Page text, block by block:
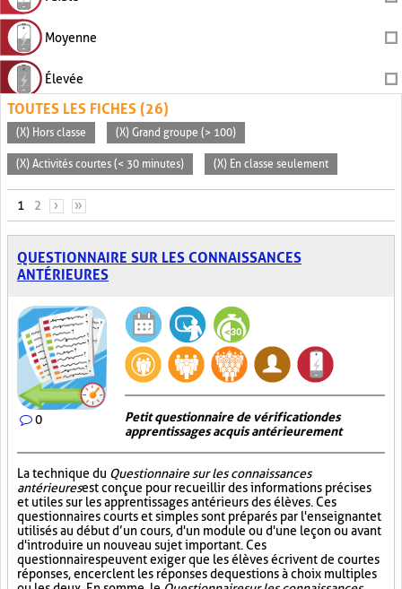
Moyenne
Élevée
TOUTES LES FICHES (26)
(X) Hors classe (X) Grand groupe (> 100)
(X) Activités courtes (< 30 minutes) (X) En classe seulement
PAGES
1 2 › »
QUESTIONNAIRE SUR LES CONNAISSANCES
ANTÉRIEURES
0
Petit questionnaire de vérification des
apprentissages acquis antérieurement
La technique du Questionnaire sur les connaissances
antérieuresest conçue pour recueillir des informations précises
et utiles sur les apprentissages antérieurs des élèves. Ces
questionnaires courts et simples sont préparés par l'enseignant et
utilisés au début d’un cours, d'un module ou d'une leçon ou avant
d'introduire un nouveau sujet important. Ces
questionnaires peuvent exiger que les élèves écrivent de courtes
réponses, encerclent les réponses de questions à choix multiples